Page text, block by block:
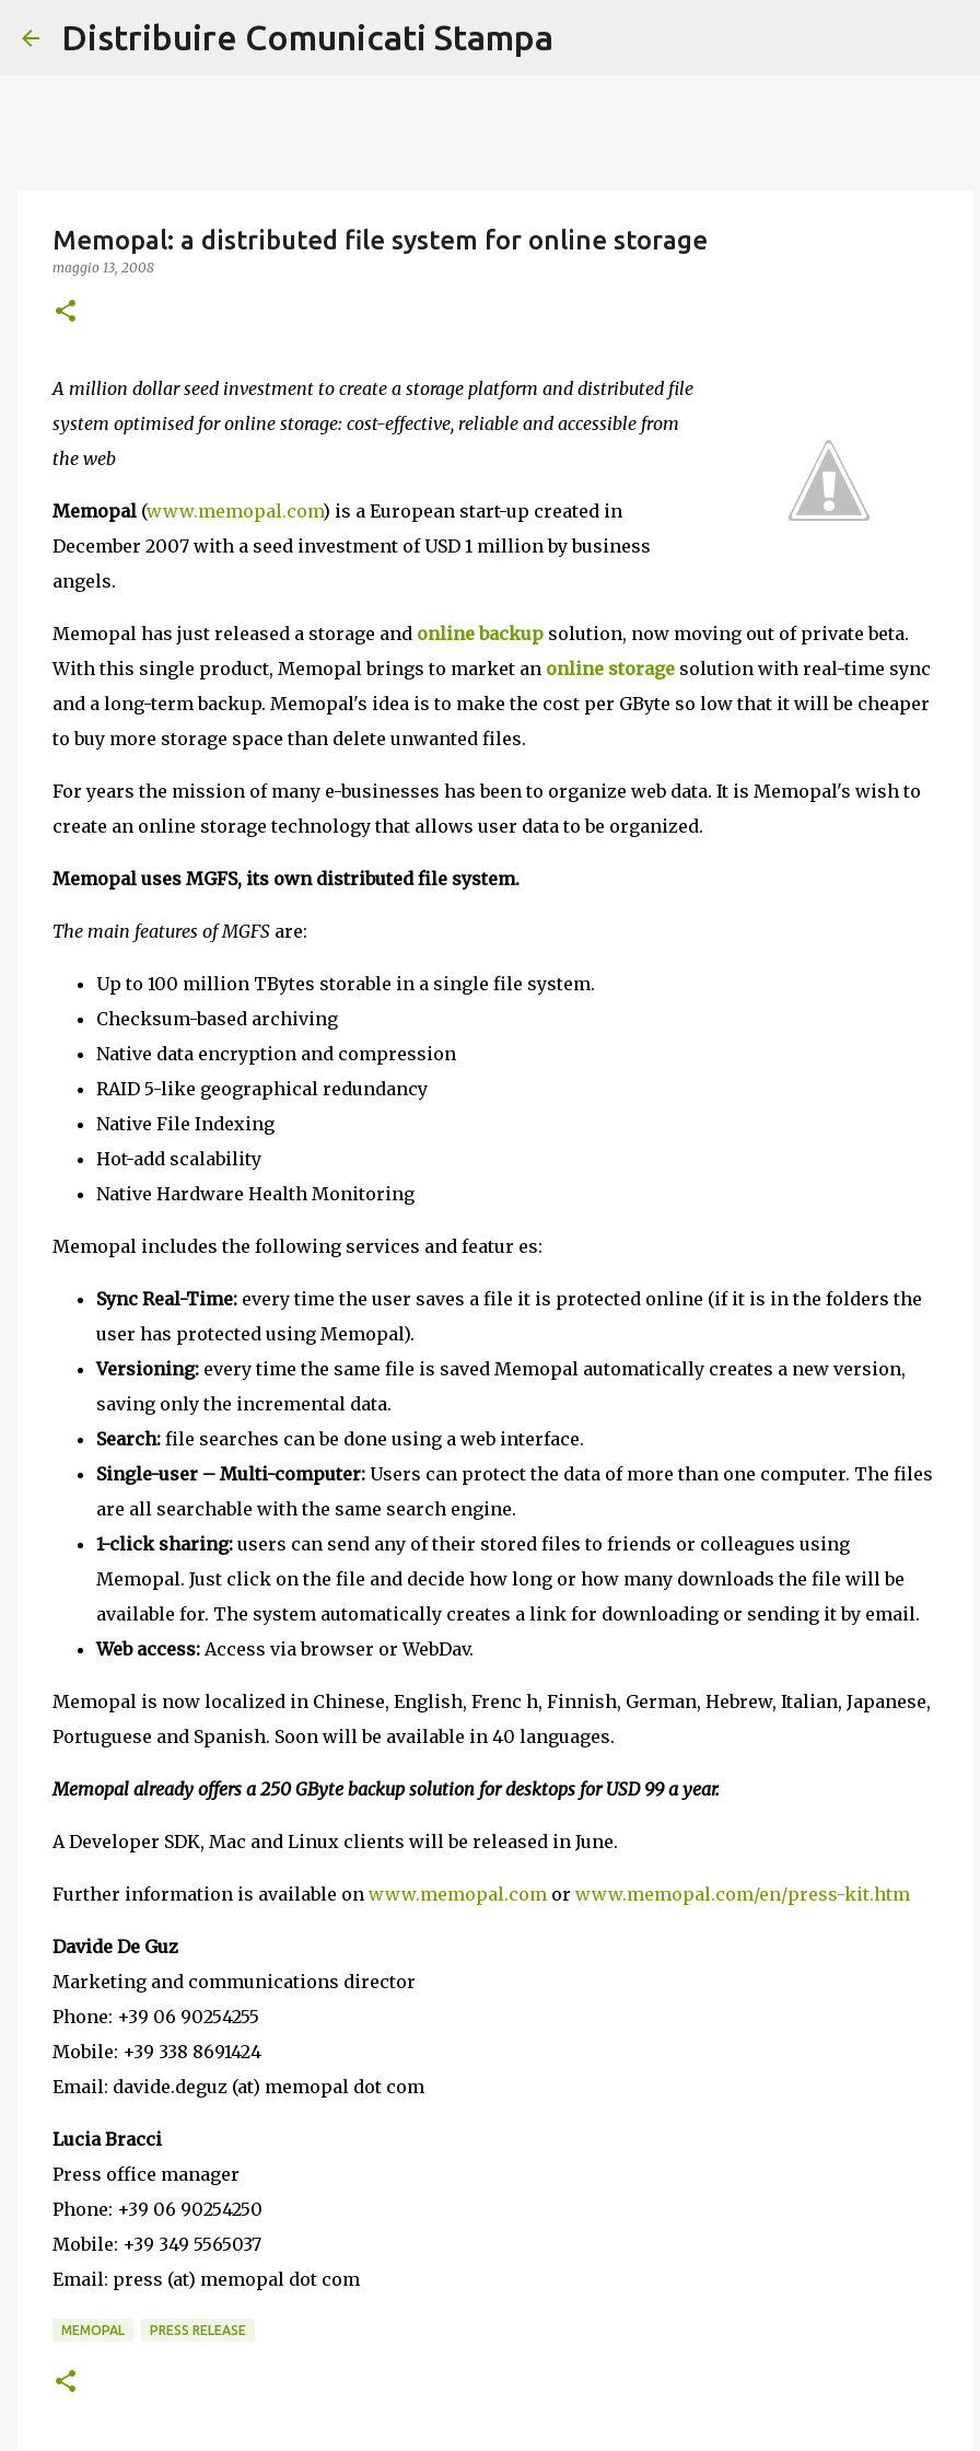
Distribuire Comunicati Stampa
Memopal: a distributed file system for online storage
maggio 13, 2008
A million dollar seed investment to create a storage platform and distributed file
system optimised for online storage: cost-effective, reliable and accessible from
the web
Memopal (www.memopal.com) is a European start-up created in
December 2007 with a seed investment of USD 1 million by business
angels.
Memopal has just released a storage and online backup solution, now moving out of private beta.
With this single product, Memopal brings to market an online storage solution with real-time sync
and a long-term backup. Memopal's idea is to make the cost per GByte so low that it will be cheaper
to buy more storage space than delete unwanted files.
For years the mission of many e-businesses has been to organize web data. It is Memopal's wish to
create an online storage technology that allows user data to be organized.
Memopal uses MGFS, its own distributed file system.
The main features of MGFS are:
Up to 100 million TBytes storable in a single file system.
Checksum-based archiving
Native data encryption and compression
RAID 5-like geographical redundancy
Native File Indexing
Hot-add scalability
Native Hardware Health Monitoring
Memopal includes the following services and featur es:
Sync Real-Time: every time the user saves a file it is protected online (if it is in the folders the
user has protected using Memopal).
Versioning: every time the same file is saved Memopal automatically creates a new version,
saving only the incremental data.
Search: file searches can be done using a web interface.
Single-user – Multi-computer: Users can protect the data of more than one computer. The files
are all searchable with the same search engine.
1-click sharing: users can send any of their stored files to friends or colleagues using
Memopal. Just click on the file and decide how long or how many downloads the file will be
available for. The system automatically creates a link for downloading or sending it by email.
Web access: Access via browser or WebDav.
Memopal is now localized in Chinese, English, Frenc h, Finnish, German, Hebrew, Italian, Japanese,
Portuguese and Spanish. Soon will be available in 40 languages.
Memopal already offers a 250 GByte backup solution for desktops for USD 99 a year.
A Developer SDK, Mac and Linux clients will be released in June.
Further information is available on www.memopal.com or www.memopal.com/en/press-kit.htm
Davide De Guz
Marketing and communications director
Phone: +39 06 90254255
Mobile: +39 338 8691424
Email: davide.deguz (at) memopal dot com
Lucia Bracci
Press office manager
Phone: +39 06 90254250
Mobile: +39 349 5565037
Email: press (at) memopal dot com
MEMOPAL PRESS RELEASE